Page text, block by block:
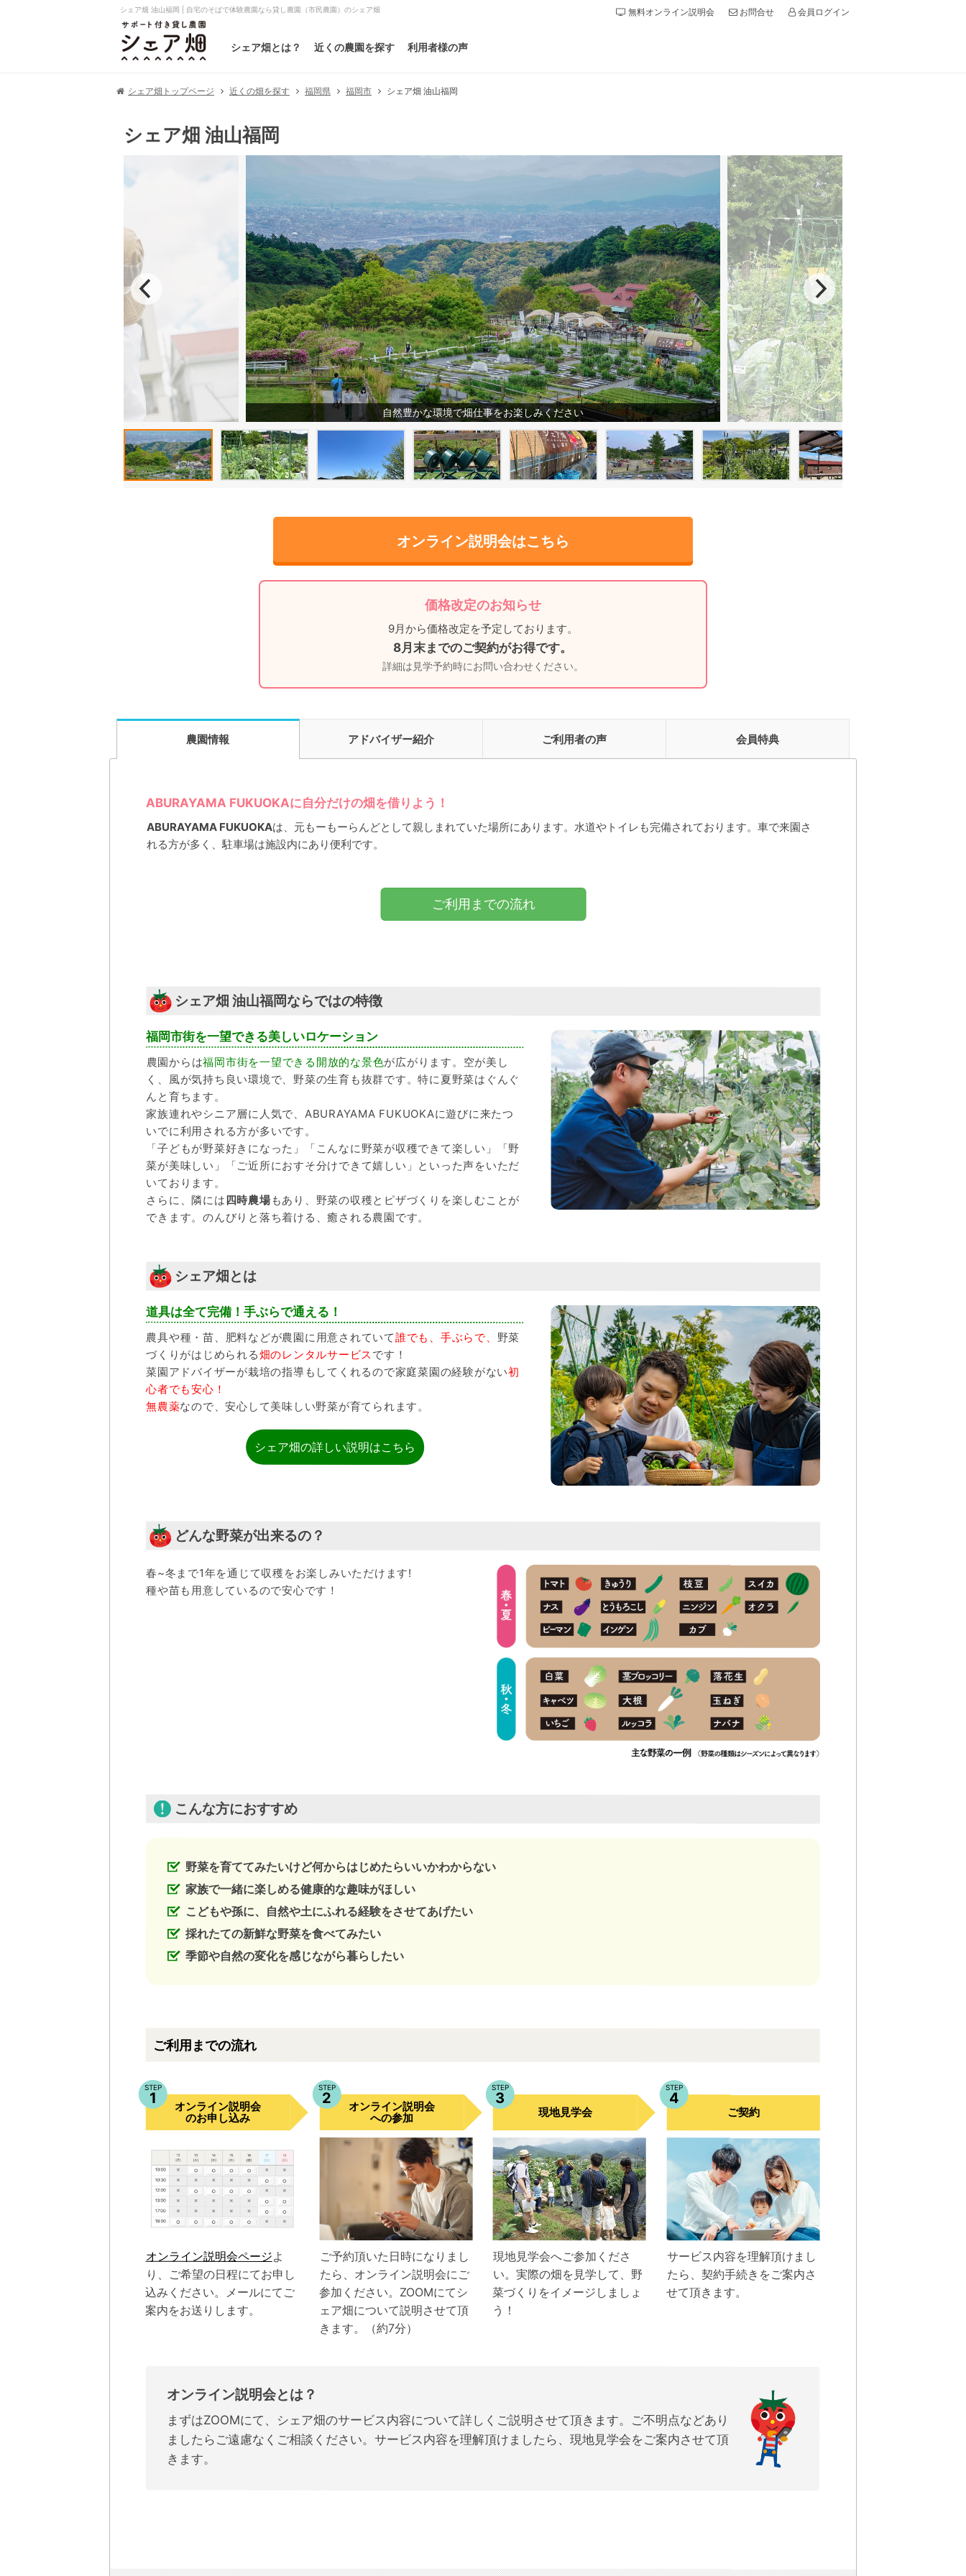
シェア畑 油山福岡 | 自宅のそばで体験農園なら貸し農園（市民農園）のシェア畑
シェア畑とは？ 近くの農園を探す 利用者様の声
無料オンライン説明会 お問合せ 会員ログイン
シェア畑トップページ 近くの畑を探す 福岡県 福岡市 シェア畑 油山福岡
シェア畑 油山福岡
自然豊かな環境で畑仕事をお楽しみください
オンライン説明会はこちら
価格改定のお知らせ
9月から価格改定を予定しております。
8月末までのご契約がお得です。
詳細は見学予約時にお問い合わせください。
農園情報 アドバイザー紹介 ご利用者の声 会員特典
ABURAYAMA FUKUOKAに自分だけの畑を借りよう！
ABURAYAMA FUKUOKAは、元もーもーらんどとして親しまれていた場所にあります。水道やトイレも完備されております。車で来園さ
れる方が多く、駐車場は施設内にあり便利です。
ご利用までの流れ
シェア畑 油山福岡ならではの特徴
福岡市街を一望できる美しいロケーション
農園からは福岡市街を一望できる開放的な景色が広がります。空が美し
く、風が気持ち良い環境で、野菜の生育も抜群です。特に夏野菜はぐんぐ
んと育ちます。
家族連れやシニア層に人気で、ABURAYAMA FUKUOKAに遊びに来たつ
いでに利用される方が多いです。
「子どもが野菜好きになった」「こんなに野菜が収穫できて楽しい」「野
菜が美味しい」「ご近所におすそ分けできて嬉しい」といった声をいただ
いております。
さらに、隣には四時農場もあり、野菜の収穫とピザづくりを楽しむことが
できます。のんびりと落ち着ける、癒される農園です。
シェア畑とは
道具は全て完備！手ぶらで通える！
農具や種・苗、肥料などが農園に用意されていて誰でも、手ぶらで、 野菜
づくりがはじめられる畑のレンタルサービス です！
菜園アドバイザーが栽培の指導もしてくれるので家庭菜園の経験がない初
心者でも安心！
無農薬なので、安心して美味しい野菜が育てられます。
シェア畑の詳しい説明はこちら
どんな野菜が出来るの？
春~冬まで1年を通じて収穫をお楽しみいただけます!
種や苗も用意しているので安心です！
こんな方におすすめ
野菜を育ててみたいけど何からはじめたらいいかわからない
家族で一緒に楽しめる健康的な趣味がほしい
こどもや孫に、自然や土にふれる経験をさせてあげたい
採れたての新鮮な野菜を食べてみたい
季節や自然の変化を感じながら暮らしたい
ご利用までの流れ
STEP
1 オンライン説明会
のお申し込み
オンライン説明会ページよ
り、ご希望の日程にてお申し
込みください。メールにてご
案内をお送りします。
STEP
2 オンライン説明会
への参加
ご予約頂いた日時になりまし
たら、オンライン説明会にご
参加ください。ZOOMにてシ
ェア畑について説明させて頂
きます。（約7分）
STEP
3
現地見学会
現地見学会へご参加くださ
い。実際の畑を見学して、野
菜づくりをイメージしましょ
う！
STEP
4
ご契約
サービス内容を理解頂けまし
たら、契約手続きをご案内さ
せて頂きます。
オンライン説明会とは？
まずはZOOMにて、シェア畑のサービス内容について詳しくご説明させて頂きます。ご不明点などあり
ましたらご遠慮なくご相談ください。サービス内容を理解頂けましたら、現地見学会をご案内させて頂
きます。